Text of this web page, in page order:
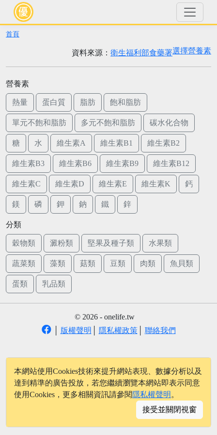
首頁
選擇營養素
資料來源： 衛生福利部食藥署
營養素
熱量 蛋白質 脂肪 飽和脂肪
單元不飽和脂肪 多元不飽和脂肪 碳水化合物
糖 水 維生素A 維生素B1 維生素B2
維生素B3 維生素B6 維生素B9 維生素B12
維生素C 維生素D 維生素E 維生素K 鈣
鎂 磷 鉀 鈉 鐵 鋅
分類
穀物類 澱粉類 堅果及種子類 水果類
蔬菜類 藻類 菇類 豆類 肉類 魚貝類
蛋類 乳品類
© 2026 - onelife.tw
版權聲明 隱私權政策│ 聯絡我們
本網站使用Cookies技術來提升網站表現、數據分析以及
達到精準的廣告投放，若您繼續瀏覽本網站即表示同意
使用Cookies，更多相關資訊請參閱 隱私權聲明 。
接受並關閉視窗